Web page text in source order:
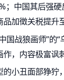
；中国其后强
加徵关税提升
国战狼画师”的“
，内容极富讽
小丑面部狰狞